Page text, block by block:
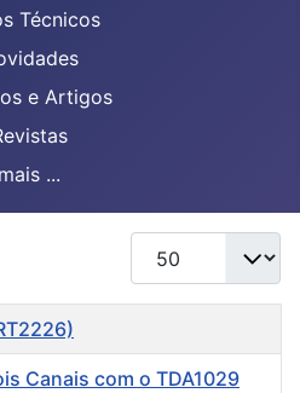
Técnicos
e Artigos
mais ...
Mostrar #
Canais com o TDA1029